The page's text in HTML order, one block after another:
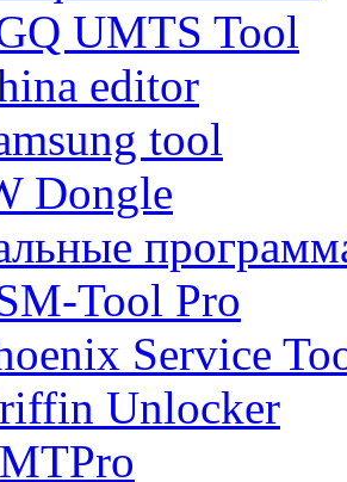
UMTS Tool
editor
tool
Dongle
Tool Pro
Service
Unlocker